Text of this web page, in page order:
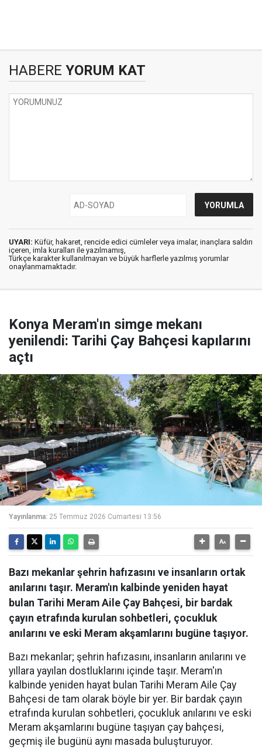
HABERE YORUM KAT
UYARI: Küfür, hakaret, rencide edici cümleler veya imalar, inançlara saldırı
içeren, imla kuralları ile yazılmamış,
Türkçe karakter kullanılmayan ve büyük harflerle yazılmış yorumlar
onaylanmamaktadır.
Konya Meram'ın simge mekanı
yenilendi: Tarihi Çay Bahçesi kapılarını
açtı
Yayınlanma: 25 Temmuz 2026 Cumartesi 13:56
Bazı mekanlar şehrin hafızasını ve insanların ortak
anılarını taşır. Meram'ın kalbinde yeniden hayat
bulan Tarihi Meram Aile Çay Bahçesi, bir bardak
çayın etrafında kurulan sohbetleri, çocukluk
anılarını ve eski Meram akşamlarını bugüne taşıyor.
Bazı mekanlar; şehrin hafızasını, insanların anılarını ve
yıllara yayılan dostluklarını içinde taşır. Meram'ın
kalbinde yeniden hayat bulan Tarihi Meram Aile Çay
Bahçesi de tam olarak böyle bir yer. Bir bardak çayın
etrafında kurulan sohbetleri, çocukluk anılarını ve eski
Meram akşamlarını bugüne taşıyan çay bahçesi,
geçmiş ile bugünü aynı masada buluşturuyor.